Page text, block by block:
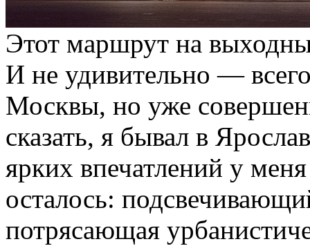
Этот маршрут на
И не удивительно —
Москвы, но уже
сказать, я бывал в
ярких впечатлений у
осталось:
потрясающая